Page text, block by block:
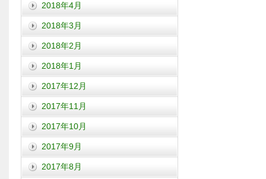
2018年4月
2018年3月
2018年2月
2018年1月
2017年12月
2017年11月
2017年10月
2017年9月
2017年8月